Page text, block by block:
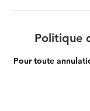
Politique
Pour toute